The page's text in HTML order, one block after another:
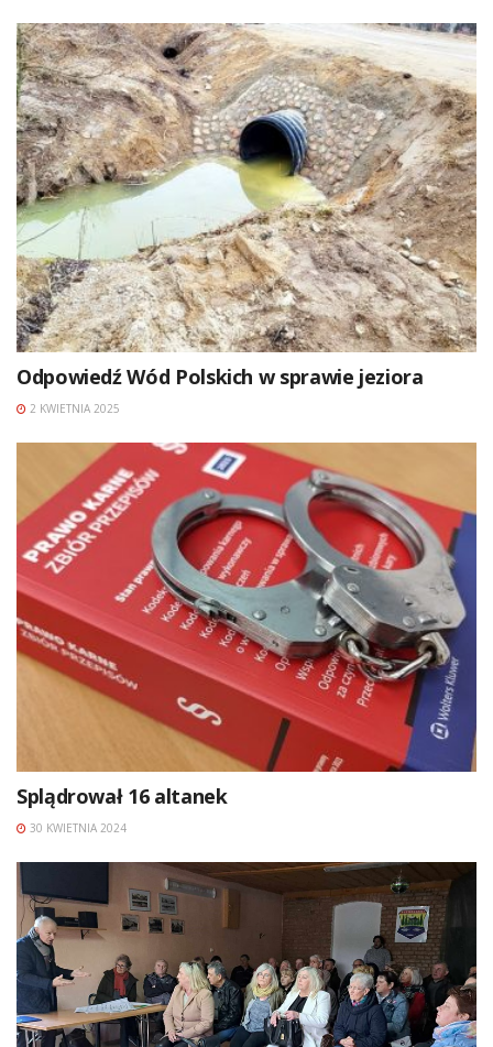
Odpowiedź Wód Polskich w sprawie jeziora
2 KWIETNIA 2025
Splądrował 16 altanek
30 KWIETNIA 2024